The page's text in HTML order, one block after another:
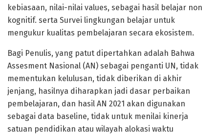
kebiasaan, nilai-nilai values, sebagai hasil belajar non
kognitif. serta Survei lingkungan belajar untuk
mengukur kualitas pembelajaran secara ekosistem.
Bagi Penulis, yang patut dipertahkan adalah Bahwa
Assesment Nasional (AN) sebagai penganti UN, tidak
mementukan kelulusan, tidak diberikan di akhir
jenjang, hasilnya diharapkan jadi dasar perbaikan
pembelajaran, dan hasil AN 2021 akan digunakan
sebagai data baseline, tidak untuk menilai kinerja
satuan pendidikan atau wilayah alokasi waktu